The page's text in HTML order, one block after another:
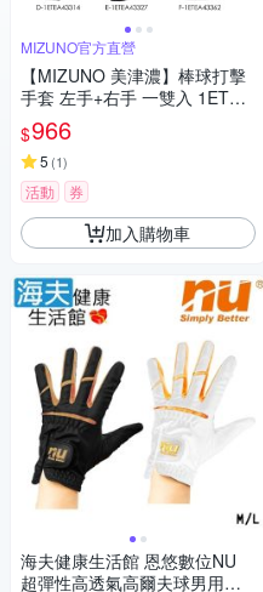
MIZUNO官方直營
【MIZUNO 美津濃】棒球打擊
手套 左手+右手 一雙入 1ETEA
433XX(打擊手套)
$966
5 (1)
活動 券
加入購物車
海夫健康生活館 恩悠數位NU
超彈性高透氣高爾夫球男用手